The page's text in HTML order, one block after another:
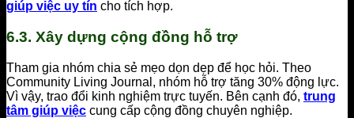
giúp việc uy tín cho tích hợp.
6.3. Xây dựng cộng đồng hỗ trợ
Tham gia nhóm chia sẻ mẹo dọn dẹp để học hỏi. Theo
Community Living Journal, nhóm hỗ trợ tăng 30% động lực.
Vì vậy, trao đổi kinh nghiệm trực tuyến. Bên cạnh đó, trung
tâm giúp việc cung cấp cộng đồng chuyên nghiệp.